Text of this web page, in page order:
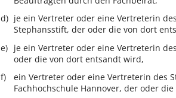
je ein Vertreter oder eine Vertreterin
Stephansstift, der oder die von dort
je ein Vertreter oder eine Vertreterin
oder die von dort entsandt wird,
ein Vertreter oder eine Vertreterin des
Fachhochschule Hannover, der oder